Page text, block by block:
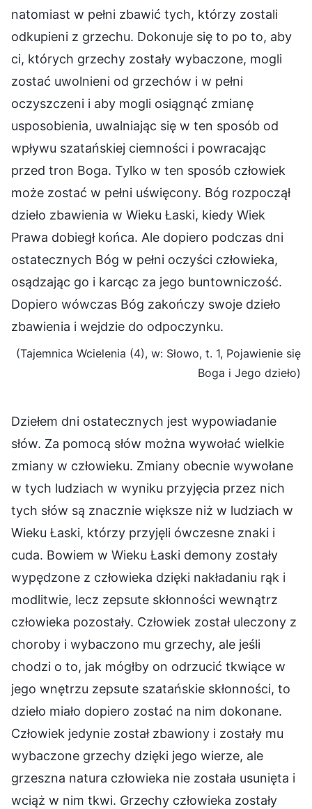
natomiast w pełni zbawić tych, którzy zostali
odkupieni z grzechu. Dokonuje się to po to, aby
ci, których grzechy zostały wybaczone, mogli
zostać uwolnieni od grzechów i w pełni
oczyszczeni i aby mogli osiągnąć zmianę
usposobienia, uwalniając się w ten sposób od
wpływu szatańskiej ciemności i powracając
przed tron Boga. Tylko w ten sposób człowiek
może zostać w pełni uświęcony. Bóg rozpoczął
dzieło zbawienia w Wieku Łaski, kiedy Wiek
Prawa dobiegł końca. Ale dopiero podczas dni
ostatecznych Bóg w pełni oczyści człowieka,
osądzając go i karcąc za jego buntowniczość.
Dopiero wówczas Bóg zakończy swoje dzieło
zbawienia i wejdzie do odpoczynku.
(Tajemnica Wcielenia (4), w: Słowo, t. 1, Pojawienie się
Boga i Jego dzieło)
Dziełem dni ostatecznych jest wypowiadanie
słów. Za pomocą słów można wywołać wielkie
zmiany w człowieku. Zmiany obecnie wywołane
w tych ludziach w wyniku przyjęcia przez nich
tych słów są znacznie większe niż w ludziach w
Wieku Łaski, którzy przyjęli ówczesne znaki i
cuda. Bowiem w Wieku Łaski demony zostały
wypędzone z człowieka dzięki nakładaniu rąk i
modlitwie, lecz zepsute skłonności wewnątrz
człowieka pozostały. Człowiek został uleczony z
choroby i wybaczono mu grzechy, ale jeśli
chodzi o to, jak mógłby on odrzucić tkwiące w
jego wnętrzu zepsute szatańskie skłonności, to
dzieło miało dopiero zostać na nim dokonane.
Człowiek jedynie został zbawiony i zostały mu
wybaczone grzechy dzięki jego wierze, ale
grzeszna natura człowieka nie została usunięta i
wciąż w nim tkwi. Grzechy człowieka zostały